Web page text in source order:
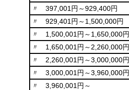
〃 397,001円～929,400円
〃 929,401円～1,500,000円
〃 1,500,001円～1,650,000円
〃 1,650,001円～2,260,000円
〃 2,260,001円～3,000,000円
〃 3,000,001円～3,960,000円
〃 3,960,001円～